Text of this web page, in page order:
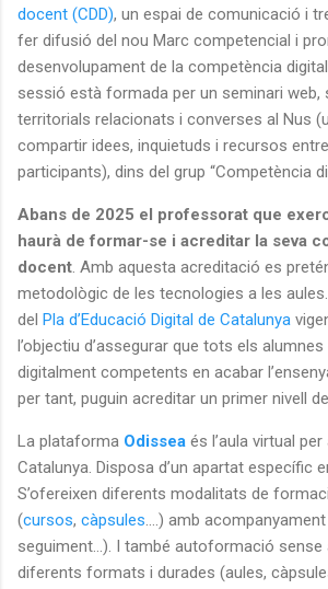
docent (CDD), un espai de comunicació i
fer difusió del nou Marc competencial i
desenvolupament de la competència
sessió està formada per un seminari web,
territorials relacionats i converses al Nus
compartir idees, inquietuds i recursos
participants), dins del grup “Competència
Abans de 2025 el professorat que
haurà de formar-se i acreditar la seva
docent. Amb aquesta acreditació es
metodològic de les tecnologies a les
del Pla d’Educació Digital de Catalunya
l’objectiu d’assegurar que tots els
digitalment competents en acabar
per tant, puguin acreditar un primer nivell
La plataforma Odissea és l’aula virtual
Catalunya. Disposa d’un apartat específic
S’ofereixen diferents modalitats de
(cursos, càpsules....) amb
seguiment...). I també autoformació
diferents formats i durades (aules,